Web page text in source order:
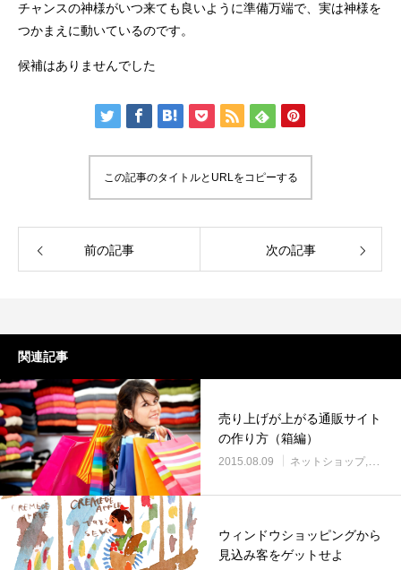
チャンスの神様がいつ来ても良いように準備万端で、実は神様を
つかまえに動いているのです。
候補はありませんでした
この記事のタイトルとURLをコピーする
前の記事 次の記事
関連記事
売り上げが上がる通販サイト
の作り方（箱編）
2015.08.09 ネットショップ
ウィンドウショッピングから
見込み客をゲットせよ